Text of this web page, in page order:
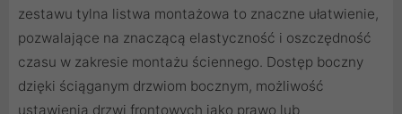
zestawu tylna listwa montażowa to znaczne ułatwienie,
pozwalające na znaczącą elastyczność i oszczędność
czasu w zakresie montażu ściennego. Dostęp boczny
dzięki ściąganym drzwiom bocznym, możliwość
ustawienia drzwi frontowych jako prawo lub